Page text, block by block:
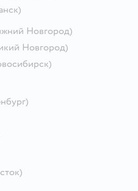
Новгород)
Новгород)